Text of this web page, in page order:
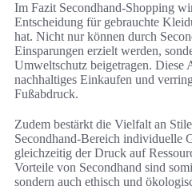
Im Fazit Secondhand-Shopping
Entscheidung für gebrauchte
hat. Nicht nur können durch
Einsparungen erzielt werden,
Umweltschutz beigetragen. Diese
nachhaltiges Einkaufen und
Fußabdruck.
Zudem bestärkt die Vielfalt an
Secondhand-Bereich individuelle
gleichzeitig der Druck auf
Vorteile von Secondhand sind
sondern auch ethisch und